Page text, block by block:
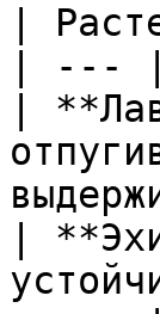
|
| ---
|
|